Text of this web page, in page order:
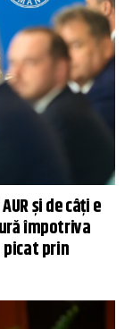
și de câți e
împotriva
picat prin